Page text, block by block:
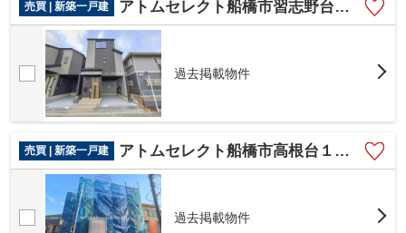
売買 | 新築一戸建 アトムセレクト船橋市習志野台７丁目 １号棟
過去掲載物件
売買 | 新築一戸建 アトムセレクト船橋市高根台１２期 １号棟
過去掲載物件